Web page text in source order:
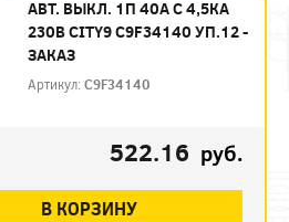
АВТ. ВЫКЛ. 1П 40А С 4,5КА
230В CITY9 C9F34140 УП.12 -
ЗАКАЗ
Артикул:C9F34140
522.16 руб.
В КОРЗИНУ